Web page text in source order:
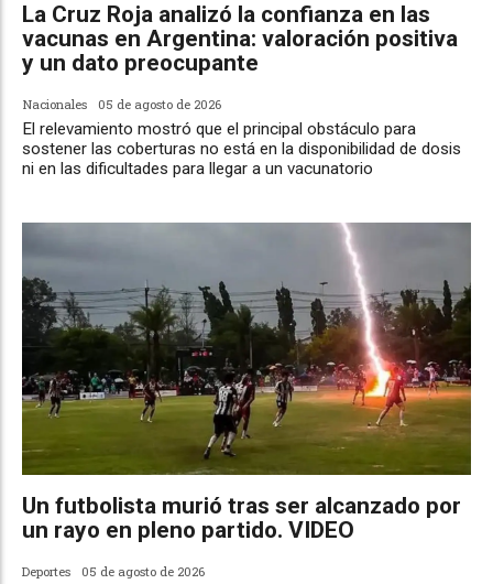
La Cruz Roja analizó la confianza en las
vacunas en Argentina: valoración positiva
y un dato preocupante
Nacionales 05 de agosto de 2026
El relevamiento mostró que el principal obstáculo para
sostener las coberturas no está en la disponibilidad de dosis
ni en las dificultades para llegar a un vacunatorio
Un futbolista murió tras ser alcanzado por
un rayo en pleno partido. VIDEO
Deportes 05 de agosto de 2026